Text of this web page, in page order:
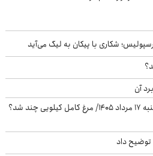
شکاری با پیکان به لیگ می‌آید
آن
قیمت جدید گوشت مرغ امروز شنبه ۱۷ مرداد ۱۴۰۵/ مرغ کامل کیلویی چند شد؟
داد